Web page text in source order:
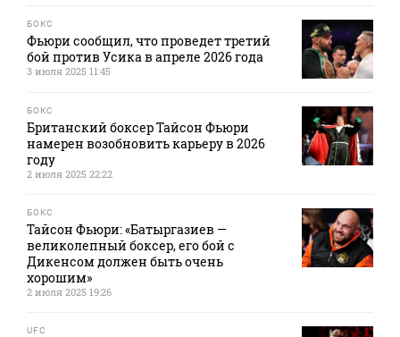
БОКС
Фьюри сообщил, что проведет третий
бой против Усика в апреле 2026 года
3 июля 2025 11:45
БОКС
Британский боксер Тайсон Фьюри
намерен возобновить карьеру в 2026
году
2 июля 2025 22:22
БОКС
Тайсон Фьюри: «Батыргазиев —
великолепный боксер, его бой с
Дикенсом должен быть очень
хорошим»
2 июля 2025 19:26
UFC